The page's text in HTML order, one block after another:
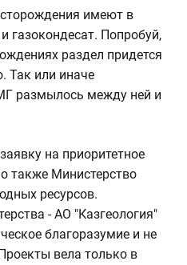
имеют в
газокондесат. Попробуй,
раздел придется
Так или иначе
размылось между ней и
на приоритетное
также Министерство
ресурсов.
- АО "Казгеология"
благоразумие и не
вела только в